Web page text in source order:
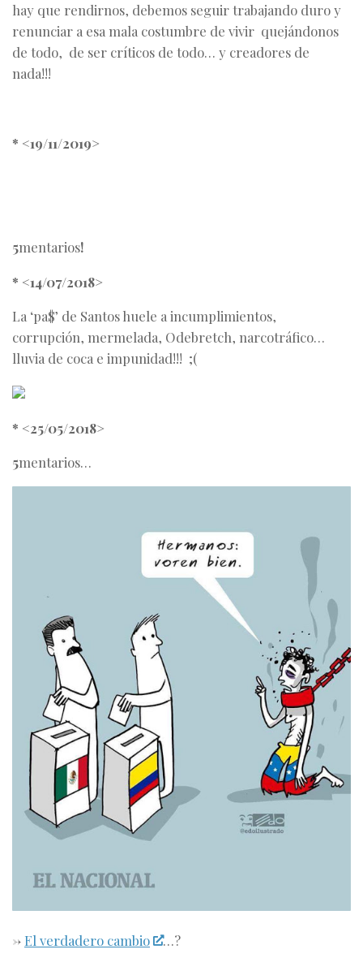
hay que rendirnos, debemos seguir trabajando duro y
renunciar a esa mala costumbre de vivir quejándonos
de todo, de ser críticos de todo… y creadores de
nada!!!
* <19/11/2019>
5mentarios!
* <14/07/2018>
La ‘pa$’ de Santos huele a incumplimientos,
corrupción, mermelada, Odebretch, narcotráfico…
lluvia de coca e impunidad!!! ;(
* <25/05/2018>
5mentarios…
->El verdadero cambio …?